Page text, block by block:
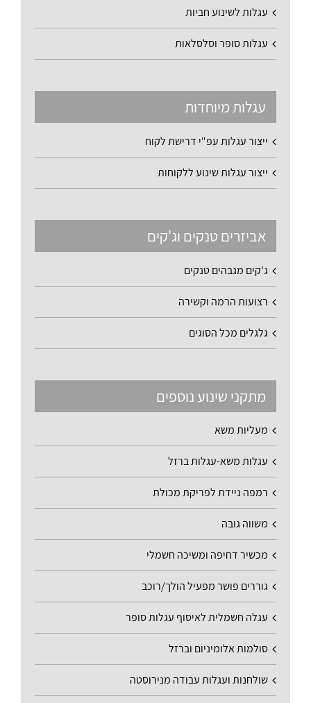
עגלות לשינוע חביות
עגלות סופר וסלסלאות
עגלות מיוחדות
ייצור עגלות עפ"י דרישת לקוח
ייצור עגלות שינוע ללקוחות
אביזרים טנקים וג'קים
ג'קים מגבהים טנקים
רצועות הרמה וקשירה
גלגלים מכל הסוגים
מתקני שינוע נוספים
מעליות משא
עגלות משא-עגלות ברזל
רמפה ניידת לפריקת מכולת
משווה גובה
מכשיר דחיפה ומשיכה חשמלי
גוררים פושר מפעיל הולך/רוכב
עגלה חשמלית לאיסוף עגלות סופר
סולמות אלומיניום וברזל
שולחנות ועגלות עבודה מנירוסטה